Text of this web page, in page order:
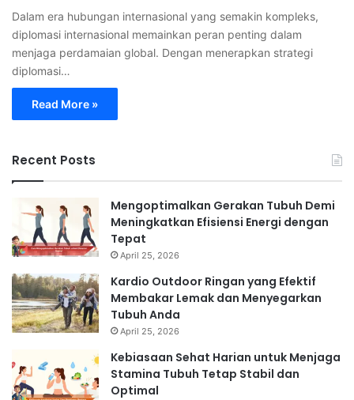
Dalam era hubungan internasional yang semakin kompleks,
diplomasi internasional memainkan peran penting dalam
menjaga perdamaian global. Dengan menerapkan strategi
diplomasi…
Read More »
Recent Posts
Mengoptimalkan Gerakan Tubuh Demi
Meningkatkan Efisiensi Energi dengan
Tepat
April 25, 2026
Kardio Outdoor Ringan yang Efektif
Membakar Lemak dan Menyegarkan
Tubuh Anda
April 25, 2026
Kebiasaan Sehat Harian untuk Menjaga
Stamina Tubuh Tetap Stabil dan
Optimal